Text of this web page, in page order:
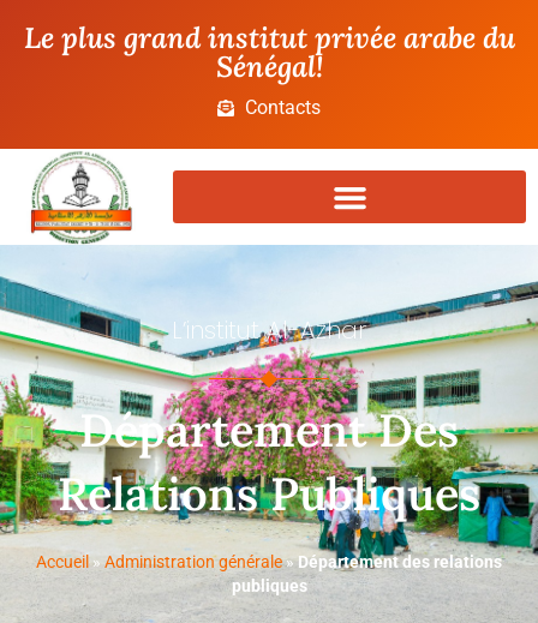
Le plus grand institut privée arabe du
Sénégal!
Contacts
L’institut Al-Azhar
Département Des
Relations Publiques
Accueil» Administration générale»Département des relations
publiques